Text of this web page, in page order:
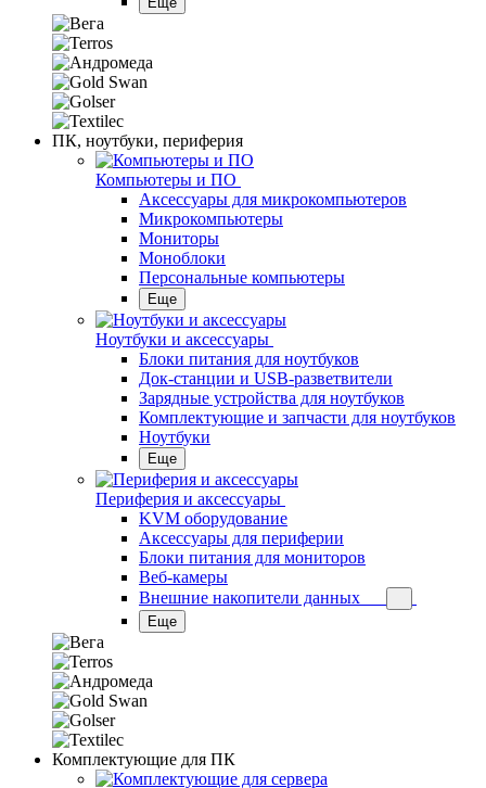
ПК, ноутбуки, периферия
Компьютеры и ПО
Аксессуары для микрокомпьютеров
Микрокомпьютеры
Мониторы
Моноблоки
Персональные компьютеры
Еще
Ноутбуки и аксессуары
Блоки питания для ноутбуков
Док-станции и USB-разветвители
Зарядные устройства для ноутбуков
Комплектующие и запчасти для ноутбуков
Ноутбуки
Еще
Периферия и аксессуары
KVM оборудование
Аксессуары для периферии
Блоки питания для мониторов
Веб-камеры
Внешние накопители данных
Еще
Комплектующие для ПК